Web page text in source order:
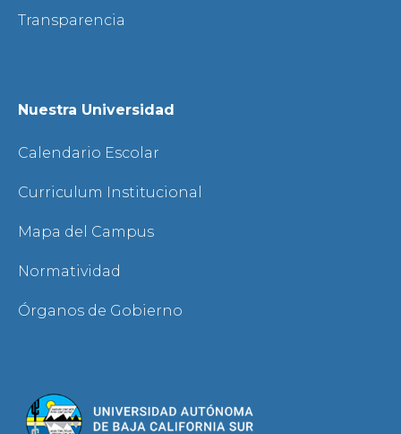
Transparencia
Nuestra Universidad
Calendario Escolar
Curriculum Institucional
Mapa del Campus
Normatividad
Órganos de Gobierno